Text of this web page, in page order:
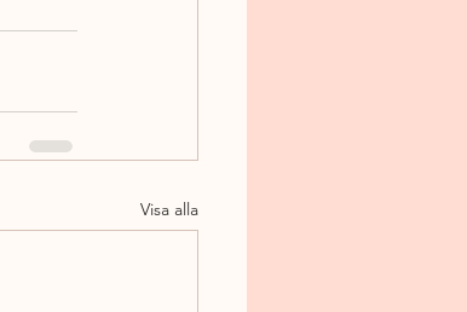
Visa alla